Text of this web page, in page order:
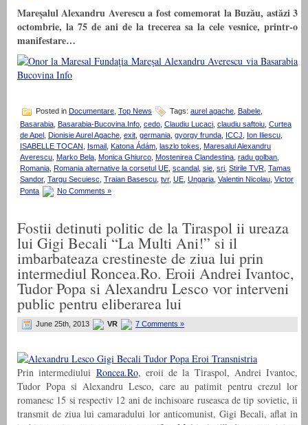
Mareşalul Alexandru Averescu a fost comemorat la Buzău, astăzi 3
octombrie, la 75 de ani de la trecerea sa la cele vesnice, printr-o
manifestare…
Posted in Documentare Top News Tags: aurel agache Babele
Basarabia, Basarabia-Bucovina.Info, cedo, Claudiu Lucaci, claudiu saftoiu, Curtea
de Apel , Dionisie Aurel Agache, exit, germania, gyorgy frunda, ICCJ, Ion Iliescu,
ISABELLE TOCAN, Ismail , Katona Ádám, laszlo tokes, Maresalul Alexandru
Averescu, Marko Bela, Monica Ghiurco, Mostenirea Clandestina, radu golban,
Romania, Romania alternative la corsetul UE, scandal , sie, sri, Stirile TVR, Tamas
Sandor, Targu Secuiesc, Traian Basescu, tvr, UE, Ungaria, Valentin Nicolau, Victor
Ponta
No Comments »
Fostii detinuti politic de la Tiraspol ii ureaza
lui Gigi Becali “La Multi Ani!” si il
imbarbateaza crestineste de ziua lui prin
intermediul Roncea.Ro. Eroii Andrei Ivantoc,
Tudor Popa si Alexandru Lesco vor interveni
public pentru eliberarea lui
June 25th, 2013 VR 7 Comments »
Prin intermediului Roncea.Ro, eroii de la Tiraspol, Andrei Ivantoc,
Tudor Popa si Alexandru Lesco, care au patimit pentru crezul lor
romanesc 15 si respectiv 12 ani de inchisoare ruseasca de tip sovietic, ii
transmit de ziua lui camaradului lor anticomunist, Gigi Becali, aflat in